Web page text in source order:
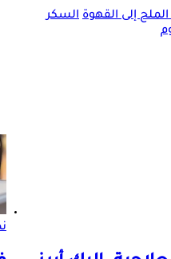
إلى القهوة السكر